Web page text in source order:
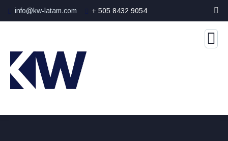
info@kw-latam.com + 505 8432 9054